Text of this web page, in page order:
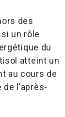
des
un rôle
du
atteint un
au cours de
l’après-